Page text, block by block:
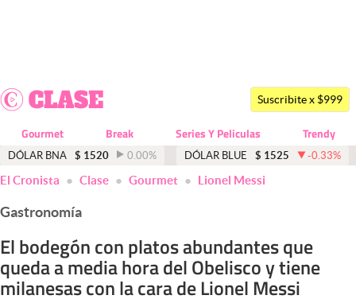
Dólar
Economía y Política
Finanzas y Mercados
Mercados Online
Negocios
Columnistas
Suscribite x $999
Gourmet Break Series Y Peliculas Trendy
DÓLAR BNA $ 1520 0.00% DÓLAR BLUE $ 1525 -0.33%
El Cronista Clase Gourmet Lionel Messi
Gastronomía
El bodegón con platos abundantes que
queda a media hora del Obelisco y tiene
milanesas con la cara de Lionel Messi